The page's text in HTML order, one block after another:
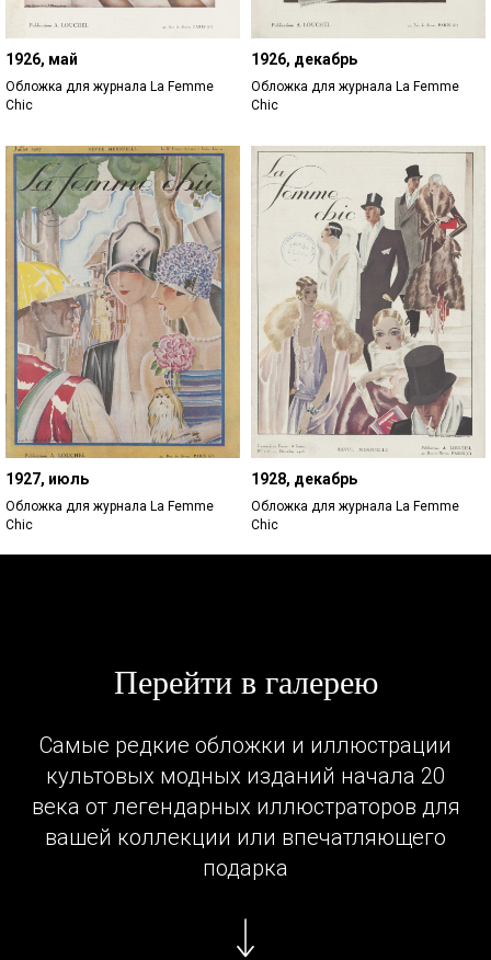
1926, май
Обложка для журнала La Femme
Chic
1926, декабрь
Обложка для журнала La Femme
Chic
1927, июль
Обложка для журнала La Femme
Chic
1928, декабрь
Обложка для журнала La Femme
Chic
Перейти в галерею
Самые редкие обложки и иллюстрации
культовых модных изданий начала 20
века от легендарных иллюстраторов для
вашей коллекции или впечатляющего
подарка